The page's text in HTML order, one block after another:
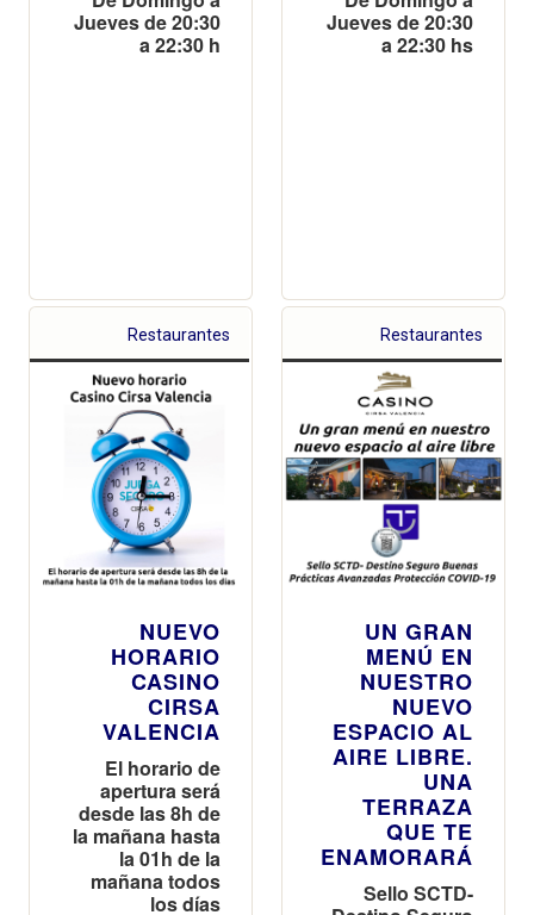
Jueves de 20:30
a 22:30 h
Jueves de 20:30
a 22:30 hs
Restaurantes
NUEVO
HORARIO
CASINO
CIRSA
VALENCIA
El horario de
apertura será
desde las 8h de
la mañana hasta
la 01h de la
mañana todos
los días
Restaurantes
UN GRAN
MENÚ EN
NUESTRO
NUEVO
ESPACIO AL
AIRE LIBRE.
UNA
TERRAZA
QUE TE
ENAMORARÁ
Sello SCTD-